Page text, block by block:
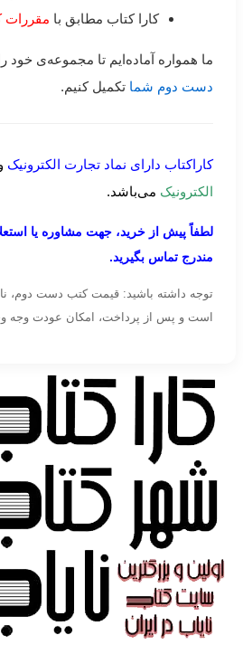
کارا کتاب مطابق با مقررات
ما همواره آماده‌ایم تا مجموعه‌ی خود
دست دوم شما تکمیل کنیم.
کاراکتاب دارای نماد تجارت الکترونیک
الکترونیک می‌باشد.
لطفاً پیش از خرید، جهت مشاوره یا
مندرج تماس بگیرید.
توجه داشته باشید: قیمت کتب دست دوم،
است و پس از پرداخت، امکان عودت وجه